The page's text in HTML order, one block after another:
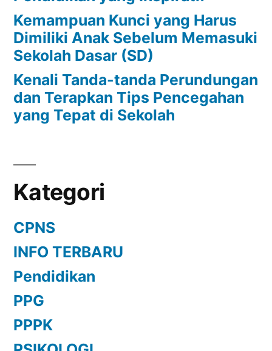
Kemampuan Kunci yang Harus
Dimiliki Anak Sebelum Memasuki
Sekolah Dasar (SD)
Kenali Tanda-tanda Perundungan
dan Terapkan Tips Pencegahan
yang Tepat di Sekolah
Kategori
CPNS
INFO TERBARU
Pendidikan
PPG
PPPK